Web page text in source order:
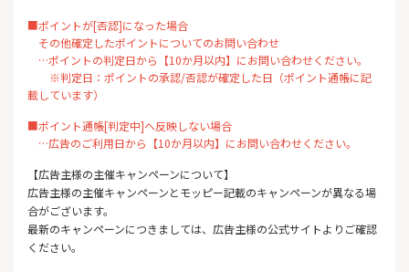
■ポイントが[否認]になった場合
その他確定したポイントについてのお問い合わせ
…ポイントの判定日から【10か月以内】にお問い合わせください。
※判定日：ポイントの承認/否認が確定した日（ポイント通帳に記
載しています）
■ポイント通帳[判定中]へ反映しない場合
…広告のご利用日から【10か月以内】にお問い合わせください。
【広告主様の主催キャンペーンについて】
広告主様の主催キャンペーンとモッピー記載のキャンペーンが異なる場
合がございます。
最新のキャンペーンにつきましては、広告主様の公式サイトよりご確認
ください。